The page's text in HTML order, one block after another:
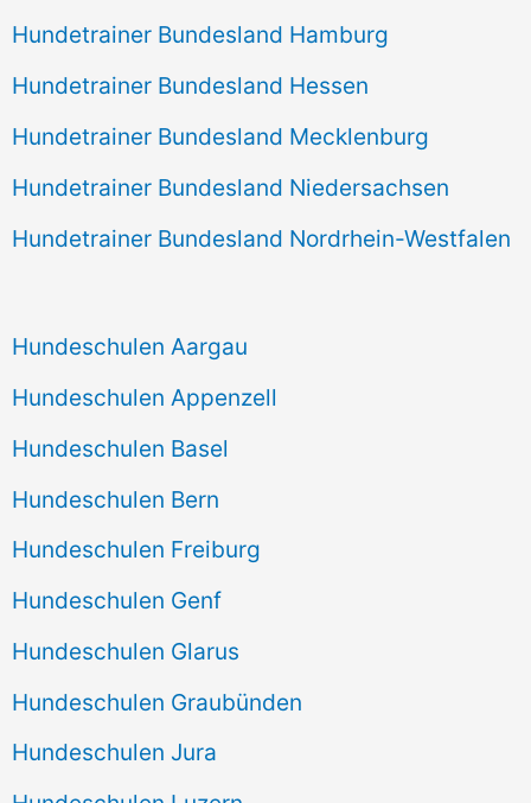
Hundetrainer Bundesland Hamburg
Hundetrainer Bundesland Hessen
Hundetrainer Bundesland Mecklenburg
Hundetrainer Bundesland Niedersachsen
Hundetrainer Bundesland Nordrhein-Westfalen
Hundeschulen Aargau
Hundeschulen Appenzell
Hundeschulen Basel
Hundeschulen Bern
Hundeschulen Freiburg
Hundeschulen Genf
Hundeschulen Glarus
Hundeschulen Graubünden
Hundeschulen Jura